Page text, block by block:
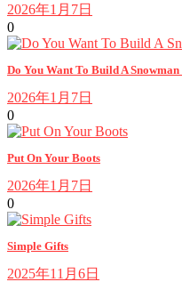
2026年1月7日
0
Do You Want To Build A Snowman
2026年1月7日
0
Put On Your Boots
2026年1月7日
0
Simple Gifts
2025年11月6日